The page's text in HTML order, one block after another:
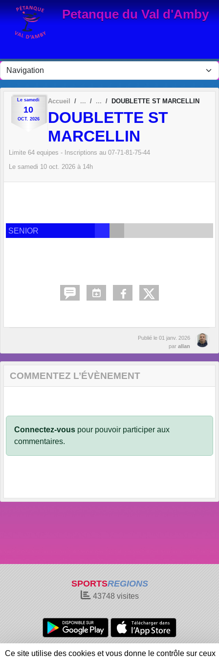
Petanque du Val d'Amby
Le samedi
10
OCT. 2026
Accueil DOUBLETTE ST MARCELLIN
DOUBLETTE ST
MARCELLIN
Limite 64 equipes - Inscriptions au 07-71-81-75-44
Le samedi 10 oct. 2026 à 14h
SENIOR
Publié le 01 janv. 2026
par allan
COMMENTEZ L’ÉVÈNEMENT
Connectez-vous pour pouvoir participer aux
commentaires.
SPORTSREGIONS
43748visites
Charte cookies
Gestion des cookies
Panneau de gestion des cookies
Ce site utilise des cookies et vous donne le contrôle sur ceux